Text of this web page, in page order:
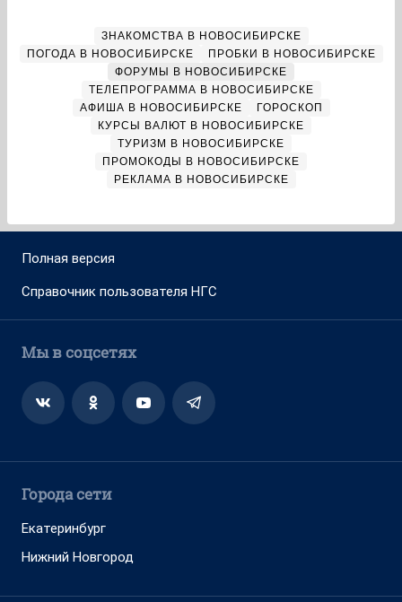
ЗНАКОМСТВА В НОВОСИБИРСКЕ
ПОГОДА В НОВОСИБИРСКЕ
ПРОБКИ В НОВОСИБИРСКЕ
ФОРУМЫ В НОВОСИБИРСКЕ
ТЕЛЕПРОГРАММА В НОВОСИБИРСКЕ
АФИША В НОВОСИБИРСКЕ
ГОРОСКОП
КУРСЫ ВАЛЮТ В НОВОСИБИРСКЕ
ТУРИЗМ В НОВОСИБИРСКЕ
ПРОМОКОДЫ В НОВОСИБИРСКЕ
РЕКЛАМА В НОВОСИБИРСКЕ
Полная версия
Справочник пользователя НГС
Мы в соцсетях
Города сети
Екатеринбург
Нижний Новгород